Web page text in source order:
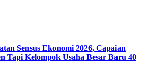
Sensus Ekonomi 2026, Capaian
Tapi Kelompok Usaha Besar Baru 40